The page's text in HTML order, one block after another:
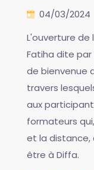
04/03/2024
L'ouverture
Fatiha dite
de bienvenue
travers
aux
formateurs
et la distance,
être à Diffa.